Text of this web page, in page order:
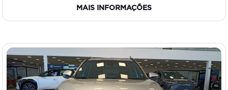
MAIS INFORMAÇÕES